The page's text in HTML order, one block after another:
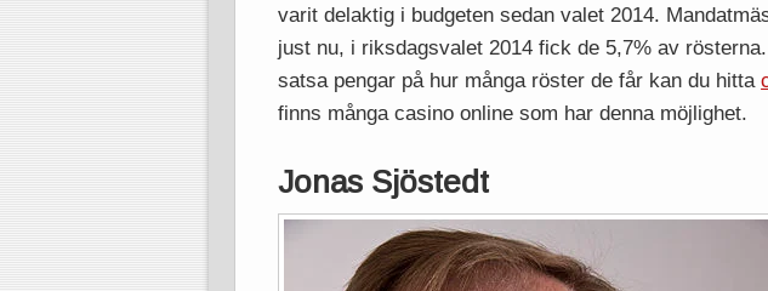
varit delaktig i budgeten sedan valet 2014.
just nu, i riksdagsvalet 2014 fick de 5,7% av
satsa pengar på hur många röster de får kan du hitta
finns många casino online som har denna möjlighet.
Jonas Sjöstedt